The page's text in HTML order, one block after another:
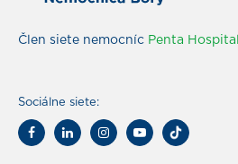
Člen siete nemocníc Penta
Sociálne siete: